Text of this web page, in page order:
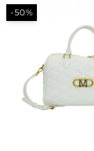
-50%